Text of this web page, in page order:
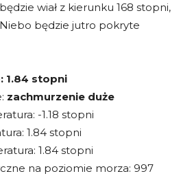
wiał z kierunku 168 stopni,
będzie jutro pokryte
1.84 stopni
zachmurzenie duże
-1.18 stopni
1.84 stopni
1.84 stopni
na poziomie morza: 997